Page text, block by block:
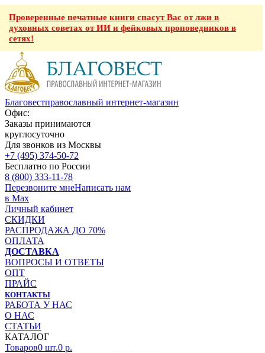
Проверенные печатные книги спасут Вас от лжи в
духовных советах от ИИ и фейковых проповедников в
сетях!
Благовестправославный интернет-магазин
Офис:
Заказы принимаются
круглосуточно
Для звонков из Москвы
+7 (495) 374-50-72
Бесплатно по России
8 (800) 333-11-78
Перезвоните мнеНаписать нам
в Max
Личный кабинет
СКИДКИ
РАСПРОДАЖА ДО 70%
ОПЛАТА
ДОСТАВКА
ВОПРОСЫ И ОТВЕТЫ
ОПТ
ПРАЙС
КОНТАКТЫ
РАБОТА У НАС
О НАС
СТАТЬИ
КАТАЛОГ
Товаров0 шт.0 р.